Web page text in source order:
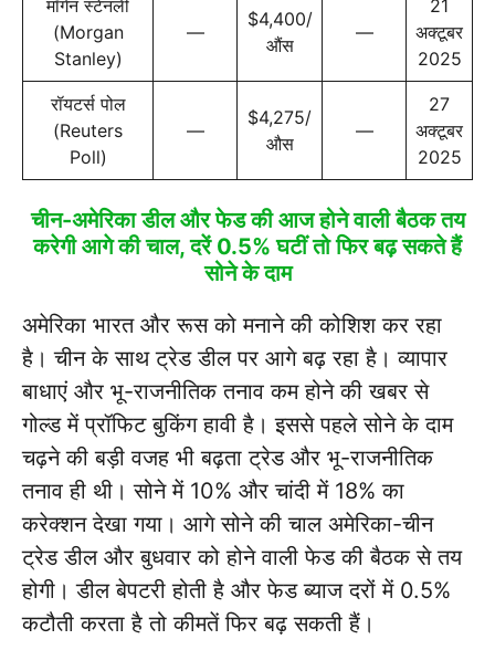
मॉर्गन स्टेनली
(Morgan
Stanley)
—
$4,400/
औंस
—
21
अक्टूबर
2025
रॉयटर्स पोल
(Reuters
Poll)
—
$4,275/
औस
—
27
अक्टूबर
2025
चीन-अमेरिका डील और फेड की आज होने वाली बैठक तय
करेगी आगे की चाल, दरें 0.5% घटीं तो फिर बढ़ सकते हैं
सोने के दाम
अमेरिका भारत और रूस को मनाने की कोशिश कर रहा
है। चीन के साथ ट्रेड डील पर आगे बढ़ रहा है। व्यापार
बाधाएं और भू-राजनीतिक तनाव कम होने की खबर से
गोल्ड में प्रॉफिट बुकिंग हावी है। इससे पहले सोने के दाम
चढ़ने की बड़ी वजह भी बढ़ता ट्रेड और भू-राजनीतिक
तनाव ही थी। सोने में 10% और चांदी में 18% का
करेक्शन देखा गया। आगे सोने की चाल अमेरिका-चीन
ट्रेड डील और बुधवार को होने वाली फेड की बैठक से तय
होगी। डील बेपटरी होती है और फेड ब्याज दरों में 0.5%
कटौती करता है तो कीमतें फिर बढ़ सकती हैं।